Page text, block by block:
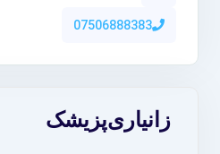
07506888383
پزیشکزانیاری